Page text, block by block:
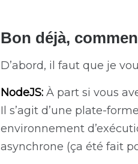
Bon déjà,
D’abord, il faut que je
NodeJS: À part si vous
Il s’agit d’une plate-
environnement
asynchrone (ça été fait